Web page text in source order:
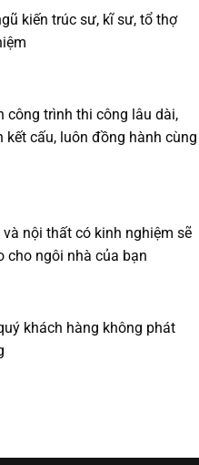
kiến trúc sư, kĩ sư, tổ thợ
công trình thi công lâu dài,
kết cấu, luôn đồng hành cùng
nội thất có kinh nghiệm sẽ
cho ngôi nhà của bạn
khách hàng không phát